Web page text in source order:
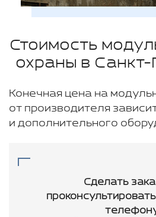
Стоимость
охраны в
Конечная цена на
от производителя
и дополнительного
Сделать